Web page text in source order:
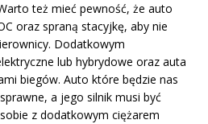
też mieć pewność, że auto
oraz spraną stacyjkę, aby nie
Dodatkowym
lub hybrydowe oraz auta
biegów. Auto które będzie nas
a jego silnik musi być
z dodatkowym ciężarem